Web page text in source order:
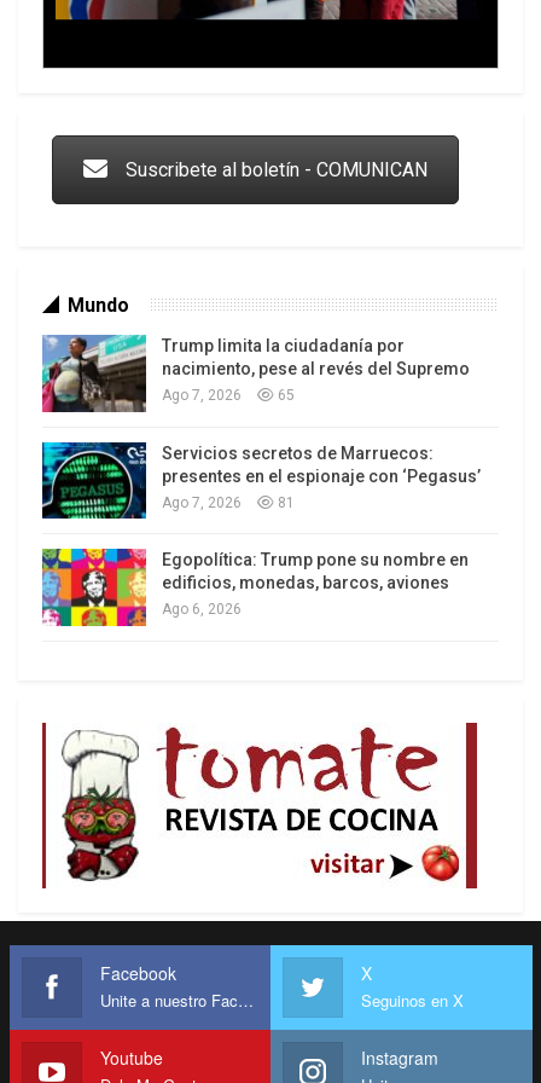
Los latinos le van dando la espalda a Trump
Suscribete al boletín - COMUNICAN
Mundo
Trump limita la ciudadanía por
nacimiento, pese al revés del Supremo
Ago 7, 2026 65
Servicios secretos de Marruecos:
presentes en el espionaje con ‘Pegasus’
Ago 7, 2026 81
Egopolítica: Trump pone su nombre en
edificios, monedas, barcos, aviones
Ago 6, 2026
Facebook
Unite a nuestro Facebook
X
Seguinos en X
Youtube Instagram